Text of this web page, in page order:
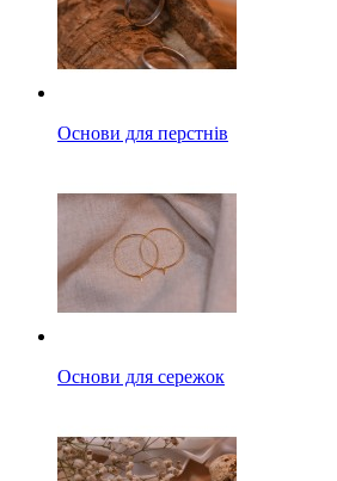
Основи для перстнів
Основи для сережок